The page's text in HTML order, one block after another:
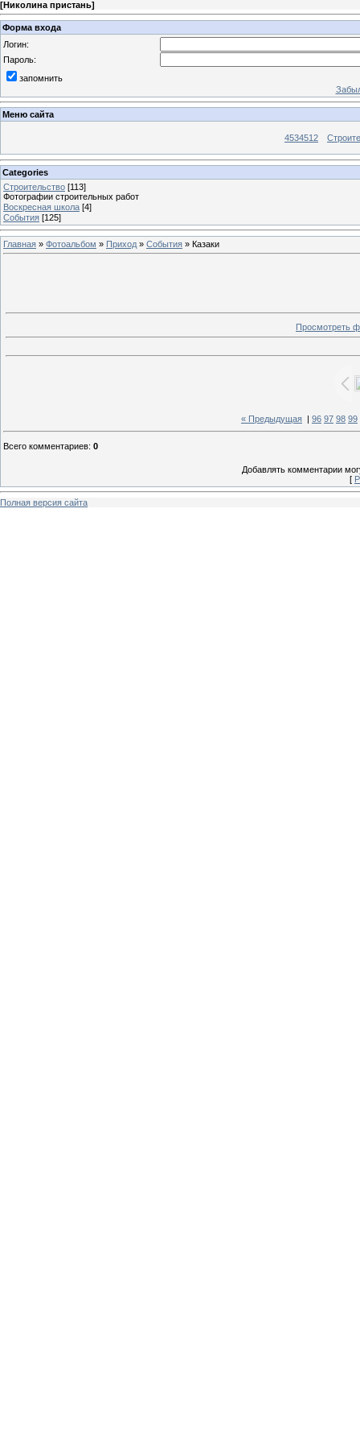
[Николина пристань]
Форма входа
Логин:
Пароль:
запомнить
Меню сайта
4534512
Categories
Строительство [113]
Фотографии строительных работ
Воскресная школа [4]
События [125]
Главная » Фотоальбом » Приход » События » Казаки
Просмотреть
« Предыдущая 96 97 98 99
Всего комментариев: 0
Добавлять комментарии
[
Полная версия сайта